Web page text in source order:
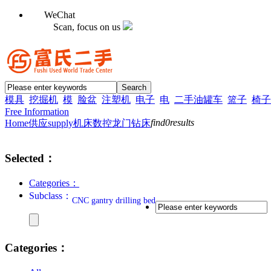
WeChat
Scan, focus on us
模具 挖掘机 模 脸盆 注塑机 电子 电 二手油罐车 篮子 椅
Free Information
Home供应supply机床数控龙门钻床find0results
Selected：
Categories：
Subclass： CNC gantry drilling bed
Categories：